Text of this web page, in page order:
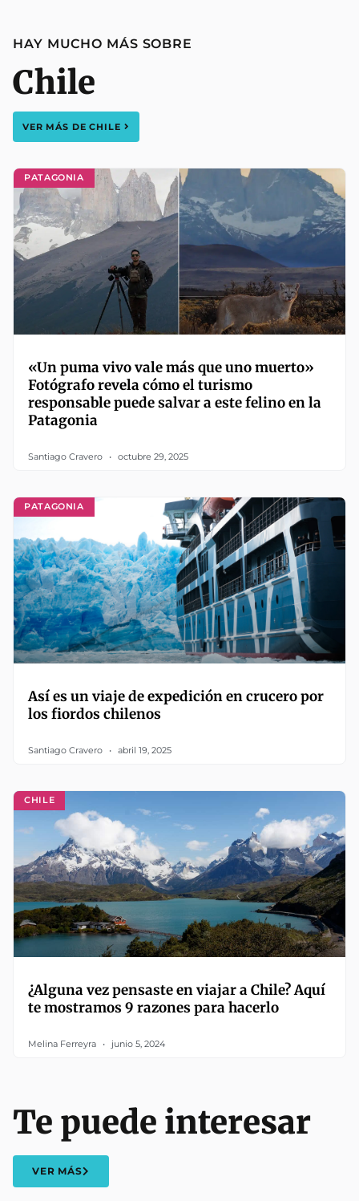
HAY MUCHO MÁS SOBRE
Chile
VER MÁS DECHILE
PATAGONIA
«Un puma vivo vale más que uno muerto»
Fotógrafo revela cómo el turismo
responsable puede salvar a este felino en la
Patagonia
Santiago Cravero octubre 29, 2025
PATAGONIA
Así es un viaje de expedición en crucero por
los fiordos chilenos
Santiago Cravero abril 19, 2025
CHILE
¿Alguna vez pensaste en viajar a Chile? Aquí
te mostramos 9 razones para hacerlo
Melina Ferreyra junio 5, 2024
Te puede interesar
VER MÁS